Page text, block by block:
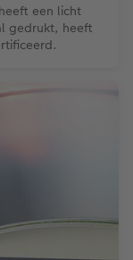
een licht
gedrukt, heeft